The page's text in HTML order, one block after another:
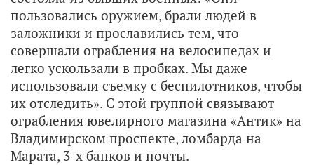
пользовались оружием, брали людей в
заложники и прославились тем, что
совершали ограбления на велосипедах и
легко ускользали в пробках. Мы даже
использовали съемку с беспилотников, чтобы
их отследить». С этой группой связывают
ограбления ювелирного магазина «Антик» на
Владимирском проспекте, ломбарда на
Марата, 3-х банков и почты.